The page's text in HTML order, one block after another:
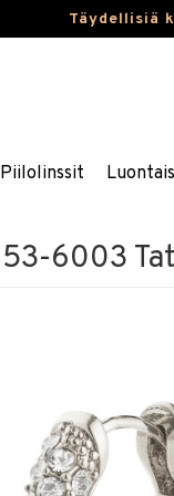
Täydellisiä
Piilolinssit
6003